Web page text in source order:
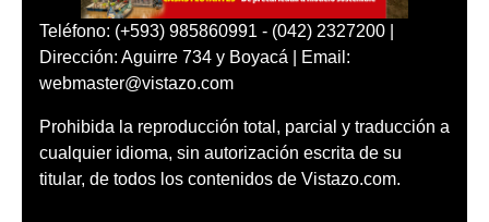
Teléfono: (+593) 985860991 - (042) 2327200 |
Dirección: Aguirre 734 y Boyacá | Email:
webmaster@vistazo.com
Prohibida la reproducción total, parcial y traducción a
cualquier idioma, sin autorización escrita de su
titular, de todos los contenidos de Vistazo.com.